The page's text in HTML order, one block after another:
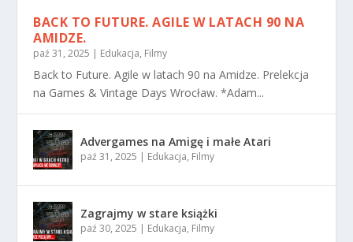
BACK TO FUTURE. AGILE W LATACH 90 NA
AMIDZE.
paź 31, 2025 | Edukacja, Filmy
Back to Future. Agile w latach 90 na Amidze. Prelekcja
na Games & Vintage Days Wrocław. *Adam...
Advergames na Amigę i małe Atari
paź 31, 2025 | Edukacja, Filmy
Zagrajmy w stare książki
paź 30, 2025 | Edukacja, Filmy